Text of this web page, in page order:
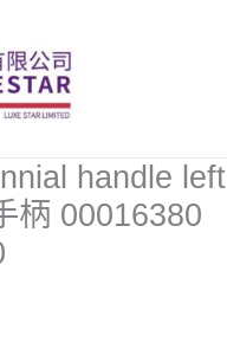
handle left
柄 00016380